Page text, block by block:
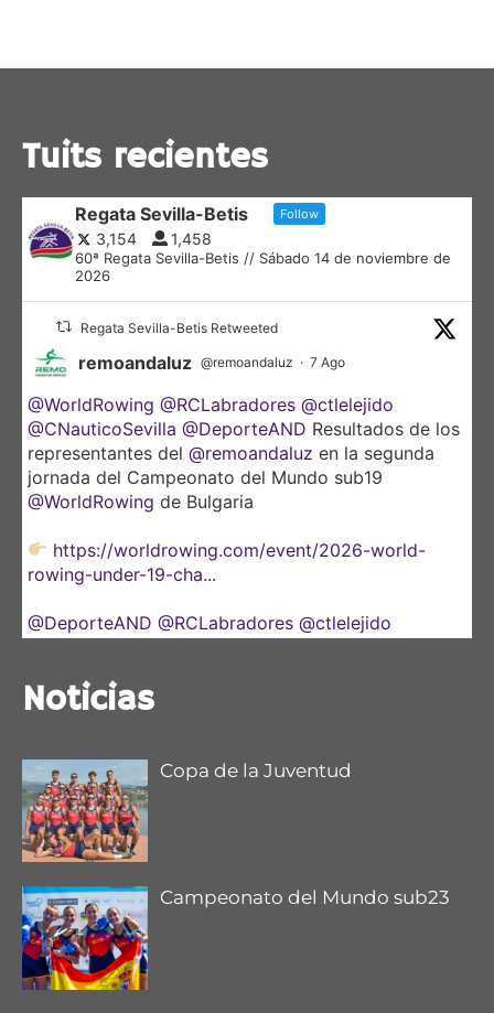
Tuits recientes
Regata Sevilla-Betis Follow
3,154 1,458
60ª Regata Sevilla-Betis // Sábado 14 de noviembre de
2026
Regata Sevilla-Betis Retweeted
remoandaluz @remoandaluz · 7 Ago
@WorldRowing @RCLabradores @ctlelejido
@CNauticoSevilla @DeporteAND Resultados de los
representantes del @remoandaluz en la segunda
jornada del Campeonato del Mundo sub19
@WorldRowing de Bulgaria
https://worldrowing.com/event/2026-world-
rowing-under-19-cha...
@DeporteAND @RCLabradores @ctlelejido
Noticias
Copa de la Juventud
Campeonato del Mundo sub23